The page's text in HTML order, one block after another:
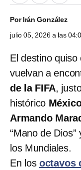
PorIrán González
julio 05, 2026 a las
El destino quiso
vuelvan a
de la FIFA,
histórico
Armando
“Mano de
los Mundiales.
En los octavos